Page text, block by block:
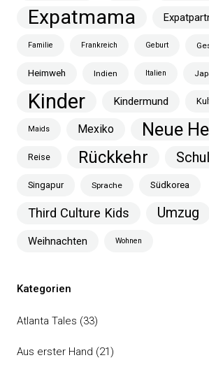
Expatmama
Familie Frankreich Geburt
Heimweh Indien Italien
Kinder Kindermund
Maids Mexiko Neue
Reise Rückkehr
Singapur Sprache Südkorea
Third Culture Kids Umzug
Weihnachten Wohnen
Kategorien
Atlanta Tales (33)
Aus erster Hand (21)